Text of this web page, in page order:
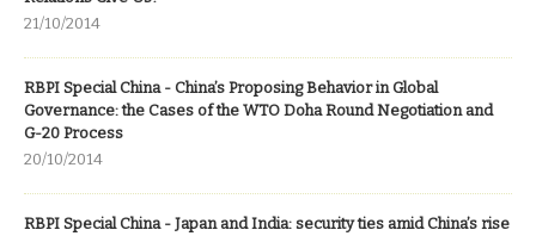
21/10/2014
RBPI Special China - China’s Proposing Behavior in Global
Governance: the Cases of the WTO Doha Round Negotiation and
G-20 Process
20/10/2014
RBPI Special China - Japan and India: security ties amid China’s rise